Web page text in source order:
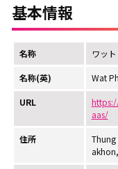
基本情報
名称 ワッ
名称(英) Wat
URL
aas/
住所
Thung